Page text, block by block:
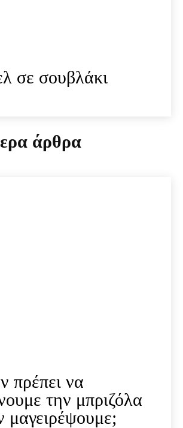
σε σουβλάκι
άρθρα
πρέπει να
την μπριζόλα
μαγειρέψουμε;